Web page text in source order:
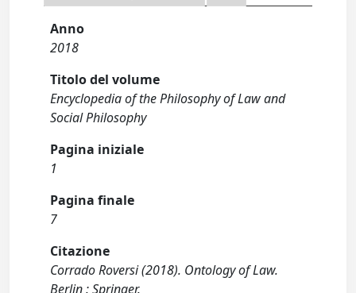
Anno
2018
Titolo del volume
Encyclopedia of the Philosophy of Law and
Social Philosophy
Pagina iniziale
1
Pagina finale
7
Citazione
Corrado Roversi (2018). Ontology of Law.
Berlin : Springer.